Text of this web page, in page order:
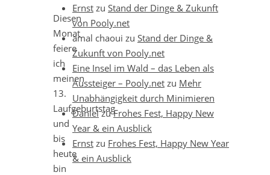
Diesen
Monat
feiere
ich
meinen
13.
Laufgeburtstag
und
bis
heute
bin
Ernst zu Stand der Dinge & Zukunft
von Pooly.net
amal chaoui zu Stand der Dinge &
Zukunft von Pooly.net
Eine Insel im Wald – das Leben als
Aussteiger – Pooly.net zu Mehr
Unabhängigkeit durch Minimieren
DanielzuFrohes Fest, Happy New
Year & ein Ausblick
Ernst zu Frohes Fest, Happy New Year
& ein Ausblick